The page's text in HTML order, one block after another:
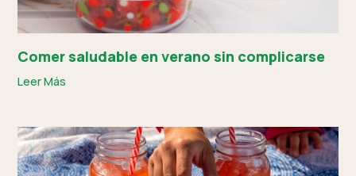
Comer saludable en verano sin complicarse
Leer Más